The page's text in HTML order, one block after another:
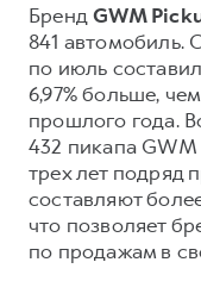
БрендGWM
841 автомобиль.
по июль
6,97% больше,
прошлого года.
432 пикапа
трех лет подряд
составляют
что позволяет
по продажам в